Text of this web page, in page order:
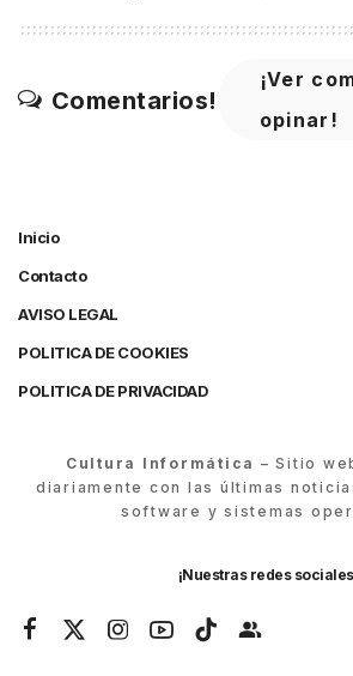
Comentarios!
¡Ver
opinar!
Inicio
Contacto
AVISO LEGAL
POLITICA DE COOKIES
POLITICA DE PRIVACIDAD
Cultura Informática – Sitio
diariamente con las últimas
software y sistemas
¡Nuestras redes